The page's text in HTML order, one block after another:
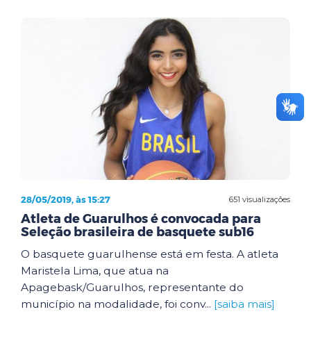
651 visualizações
28/05/2019, às 15:27
Atleta de Guarulhos é convocada para
Seleção brasileira de basquete sub16
O basquete guarulhense está em festa. A atleta
Maristela Lima, que atua na
Apagebask/Guarulhos, representante do
município na modalidade, foi conv... [saiba mais]